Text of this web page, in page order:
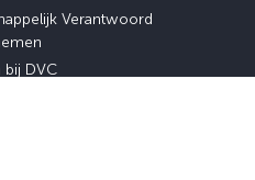
Verantwoord
bij DVC